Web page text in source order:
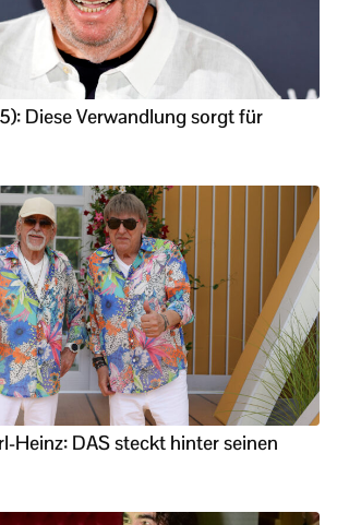
Diese Verwandlung sorgt für
Heinz: DAS steckt hinter seinen